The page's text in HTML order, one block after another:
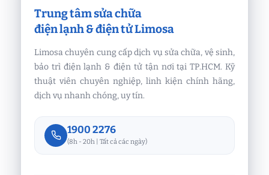
Trung tâm sửa chữa
điện lạnh & điện tử Limosa
Limosa chuyên cung cấp dịch vụ sửa chữa, vệ sinh,
bảo trì điện lạnh & điện tử tận nơi tại TP.HCM. Kỹ
thuật viên chuyên nghiệp, linh kiện chính hãng,
dịch vụ nhanh chóng, uy tín.
1900 2276
(8h - 20h | Tất cả các ngày)